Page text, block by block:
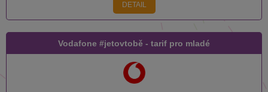
DETAIL
Vodafone #jetovtobě - tarif pro mladé